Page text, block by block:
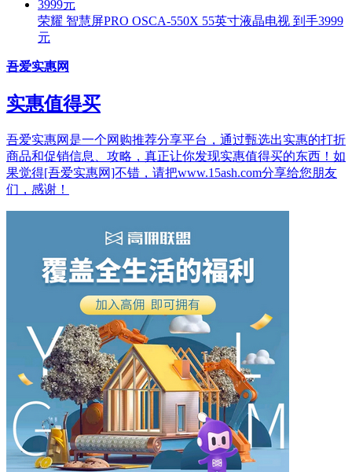
荣耀 智慧屏PRO OSCA-550X 55英寸液晶电视 到手3999
元
吾爱实惠网
实惠值得买
吾爱实惠网是一个网购推荐分享平台，通过甄选出实惠的打折
商品和促销信息、攻略，真正让你发现实惠值得买的东西！如
果觉得[吾爱实惠网]不错，请把www.15ash.com分享给您朋友
们，感谢！